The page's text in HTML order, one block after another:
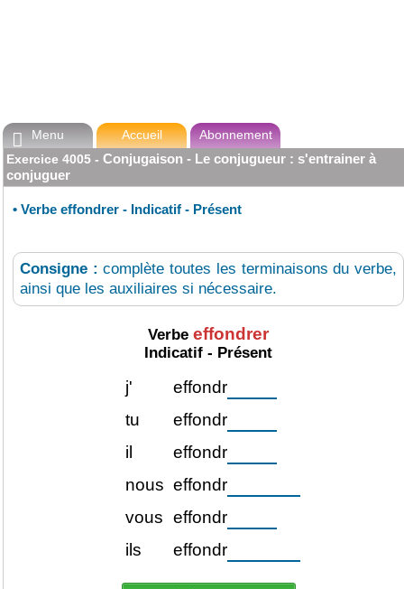
 Menu Accueil
Abonnement
Exercice 4005 - Conjugaison - Le conjugueur : s'entrainer à
conjuguer
• Verbe effondrer - Indicatif - Présent
Consigne :complète toutes les terminaisons du verbe,
ainsi que les auxiliaires si nécessaire.
Verbe effondrer
Indicatif - Présent
j'
effondr
tu
effondr
il
effondr
nous effondr
vous effondr
ils
effondr